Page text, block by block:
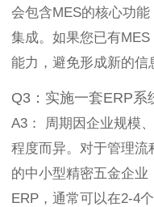
会包含MES的核心功
集成。如果您已有
能力，避免形成新的信
Q3：实施一套ERP系
A3： 周期因企业规模
程度而异。对于管理流
的中小型精密五金企业
ERP，通常可以在2-4